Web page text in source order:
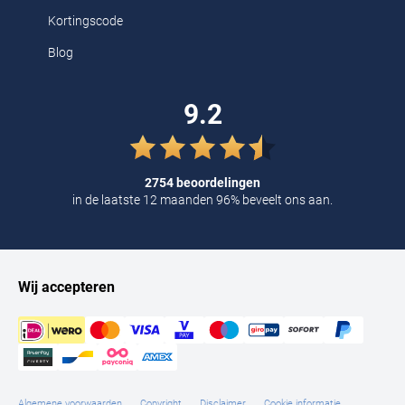
Op zoek naar de nieuwste meesterstukken met een tikkeltje
Italiaanse kunst? Neem dan een kijkje bij de uitgebreide nieuwe
Profuomo overhemden standaard mouwlengte
Profuomo mouwlengte 7 overhemden
Profuomo strijkvrije overhemden
Profuomo smoking overhemden
Profuomo stropdassen
De nieuwe collectie bevat fraaie kleurthema’s die in het teken
Kortingscode
Blog
9.2
2754 beoordelingen
in de laatste 12 maanden 96% beveelt ons aan.
Wij accepteren